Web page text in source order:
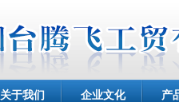
关于我们 企业文化 产